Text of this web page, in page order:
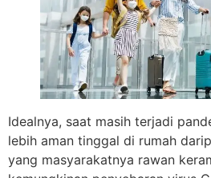
Idealnya, saat masih terjadi
lebih aman tinggal di rumah
yang masyarakatnya rawan